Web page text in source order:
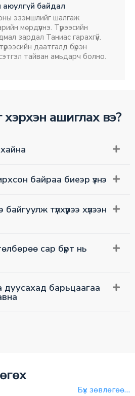
аюулгүй байдал
эзэмшлийг шалгаж
мөрдүүлнэ. Түрээсийн
зардал Таниас гарахгүй.
даатгалд бүрэн
тайван амьдарч болно.
хэрхэн ашиглах вэ?
байраа биеэр үзнэ
түлхүүрээ хүлээн
сар бүрт нь
дуусахад барьцаагаа
Бүх зөвлөгөө…